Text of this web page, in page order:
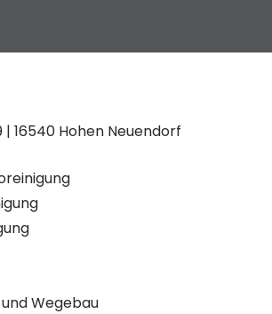
| 16540 Hohen Neuendorf
Wegebau